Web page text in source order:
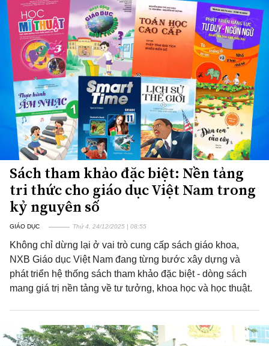
Sách tham khảo đặc biệt: Nền tảng
tri thức cho giáo dục Việt Nam trong
kỷ nguyên số
GIÁO DỤC Thứ 4, 24/12/2025 | 08:55
Không chỉ dừng lại ở vai trò cung cấp sách giáo khoa,
NXB Giáo dục Việt Nam đang từng bước xây dựng và
phát triển hệ thống sách tham khảo đặc biệt - dòng sách
mang giá trị nền tảng về tư tưởng, khoa học và học thuật.